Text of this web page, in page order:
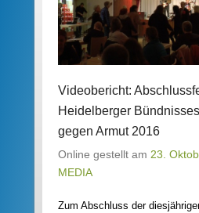
Videobericht:
Heidelberger
gegen Armut 2016
Online gestellt am 23.
MEDIA
Zum Abschluss der